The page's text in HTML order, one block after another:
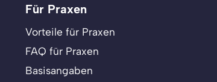
Für Praxen
Vorteile für Praxen
FAQ für Praxen
Basisangaben